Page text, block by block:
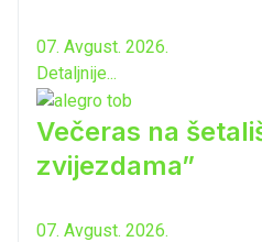
07. Avgust. 2026.
Detaljnije...
Večeras na
zvijezdama”
07. Avgust. 2026.